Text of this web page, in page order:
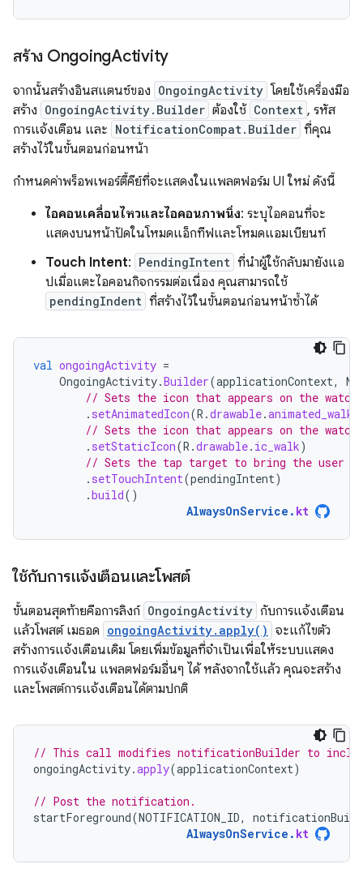
สร้าง OngoingActivity
จากนั้นสร้างอินสแตนซ์ของ OngoingActivity โดยใช้เครื่องมือ
สร้าง OngoingActivity.Builder ต้องใช้ Context , รหัส
การแจ้งเตือน และ NotificationCompat.Builder ที่คุณ
สร้างไว้ในขั้นตอนก่อนหน้า
กำหนดค่าพร็อพเพอร์ตี้คีย์ที่จะแสดงในแพลตฟอร์ม UI ใหม่ ดังนี้
ไอคอนเคลื่อนไหวและไอคอนภาพนิ่ง: ระบุไอคอนที่จะ
แสดงบนหน้าปัดในโหมดแอ็กทีฟและโหมดแอมเบียนท์
Touch Intent: PendingIntent ที่นำผู้ใช้กลับมายังแอ
ปเมื่อแตะไอคอนกิจกรรมต่อเนื่อง คุณสามารถใช้
pendingIndent ที่สร้างไว้ในขั้นตอนก่อนหน้าซ้ำได้
val ongoingActivity =
OngoingActivity.Builder(applicationContext,
// Sets the icon that appears on the
. setAnimatedIcon(R .drawable.animated_walk
// Sets the icon that appears on the watch
. setStaticIcon(R .drawable. ic_walk)
// Sets the tap target to bring the user
. setTouchIntent(pendingIntent)
.build()
AlwaysOnService . kt
ใช้กับการแจ้งเตือนและโพสต์
ขั้นตอนสุดท้ายคือการลิงก์ OngoingActivity กับการแจ้งเตือน
แล้วโพสต์ เมธอด ongoingActivity.apply() จะแก้ไขตัว
สร้างการแจ้งเตือนเดิม โดยเพิ่มข้อมูลที่จำเป็นเพื่อให้ระบบแสดง
การแจ้งเตือนใน แพลตฟอร์มอื่นๆ ได้ หลังจากใช้แล้ว คุณจะสร้าง
และโพสต์การแจ้งเตือนได้ตามปกติ
// This call modifies notificationBuilder to
ongoingActivity.apply(applicationContext)
// Post the notification.
startForeground(NOTIFICATION_ID,
AlwaysOnService . kt